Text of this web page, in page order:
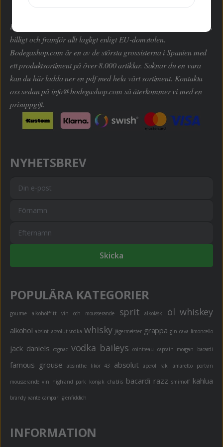
Här kan du handla hem dryckesvaror inom alla kategorier enkelt,
billigt och framför allt lagligt enligt EU-domstolen.
Bodegashop.com är en av de största grossisterna i Spanien med
ett produktsortiment på över 8.000 artiklar. Saknar du en vara
kan du här ladda ner en pdf med hela vårt sortiment. Kontakta
oss sedan på info@bodegashop.com så återkommer vi med en
prisuppgift.
NYHETSBREV
Skicka
POPULÄRA KATEGORIER
gourme alkoholfritt vin och mousserande sprit alkoläsk öl whiskey
alkohol absint absolut vodka whisky jägermeister grappa gin cava limoncello
jack daniels cognac vodka baileys cointreau captain morgan bacardi
famous grouse absinthe likör 43 absolut aperol raki amaretto portvin
mousserande vin highland park konjak chablis bacardi razz smirnoff kahlua
brandy xante campari glenfiddich
INFORMATION